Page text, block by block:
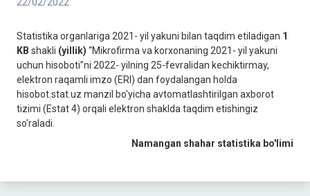
Statistika organlariga 2021- yil yakuni bilan taqdim etiladigan 1
KB shakli (yillik) “Mikrofirma va korxonaning 2021- yil yakuni
uchun hisoboti”ni 2022- yilning 25-fevralidan kechiktirmay,
elektron raqamli imzo (ERI) dan foydalangan holda
hisobot.stat.uz manzil bo'yicha avtomatlashtirilgan axborot
tizimi (Estat 4) orqali elektron shaklda taqdim etishingiz
so'raladi.
Namangan shahar statistika bo'limi